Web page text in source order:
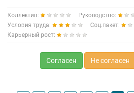
Коллектив:
Руководство:
Условия труда:
Соц.пакет:
Карьерный рост:
Согласен Не согласен